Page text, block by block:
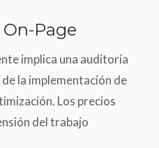
On-Page
implica una auditoría
la implementación de
Los precios
del trabajo